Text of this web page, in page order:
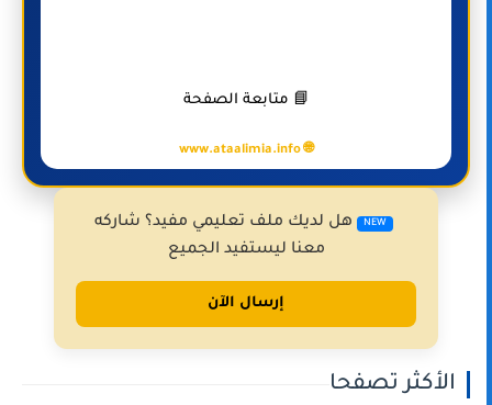
📘 متابعة الصفحة
🌐 www.ataalimia.info
NEW
هل لديك ملف تعليمي مفيد؟ شاركه
معنا ليستفيد الجميع
إرسال الآن
الأكثر تصفحا